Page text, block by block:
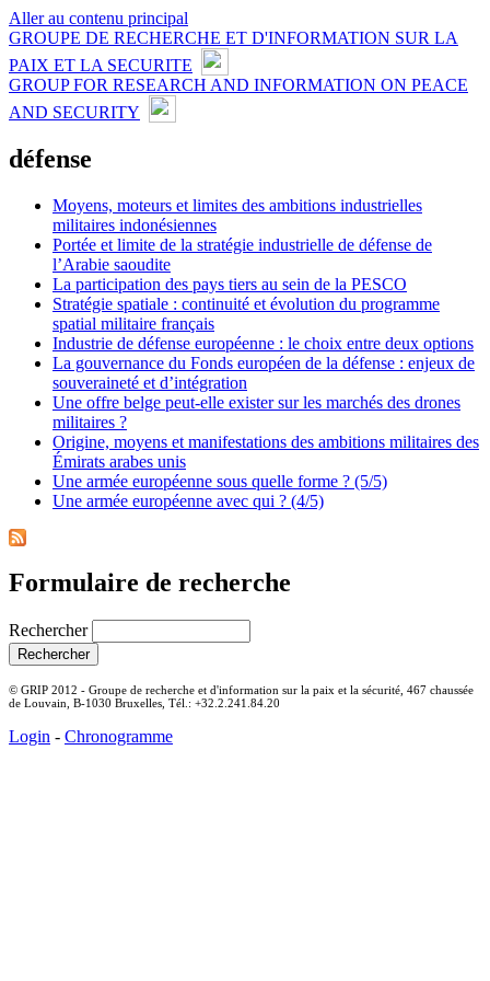
Aller au contenu principal
GROUPE DE RECHERCHE ET D'INFORMATION SUR LA
PAIX ET LA SECURITE
GROUP FOR RESEARCH AND INFORMATION ON PEACE
AND SECURITY
défense
Moyens, moteurs et limites des ambitions industrielles
militaires indonésiennes
Portée et limite de la stratégie industrielle de défense de
l’Arabie saoudite
La participation des pays tiers au sein de la PESCO
Stratégie spatiale : continuité et évolution du programme
spatial militaire français
Industrie de défense européenne : le choix entre deux options
La gouvernance du Fonds européen de la défense : enjeux de
souveraineté et d’intégration
Une offre belge peut-elle exister sur les marchés des drones
militaires ?
Origine, moyens et manifestations des ambitions militaires des
Émirats arabes unis
Une armée européenne sous quelle forme ? (5/5)
Une armée européenne avec qui ? (4/5)
Formulaire de recherche
Rechercher
© GRIP 2012 - Groupe de recherche et d'information sur la paix et la sécurité, 467 chaussée
de Louvain, B-1030 Bruxelles, Tél.: +32.2.241.84.20
Login - Chronogramme